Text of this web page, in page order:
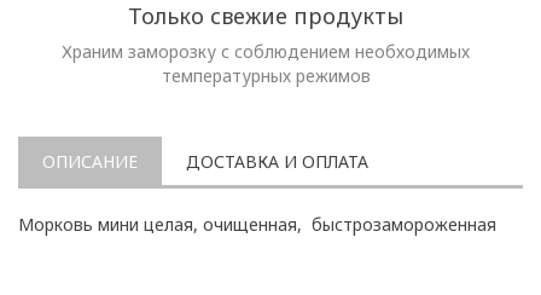
Только свежие продукты
Храним заморозку с соблюдением необходимых
температурных режимов
ОПИСАНИЕ ДОСТАВКА И ОПЛАТА
Морковь мини целая, очищенная, быстрозамороженная